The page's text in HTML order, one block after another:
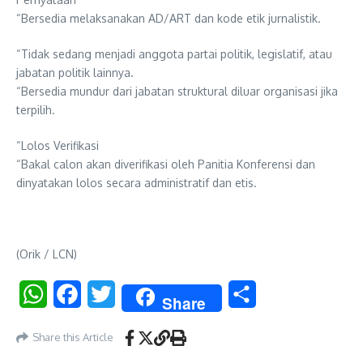
“Bersedia melaksanakan AD/ART dan kode etik jurnalistik.
“Tidak sedang menjadi anggota partai politik, legislatif, atau
jabatan politik lainnya.
“Bersedia mundur dari jabatan struktural diluar organisasi jika
terpilih.
“Lolos Verifikasi
“Bakal calon akan diverifikasi oleh Panitia Konferensi dan
dinyatakan lolos secara administratif dan etis.
(Orik / LCN)
WhatsAppFacebookTwitter Share
Share this Article